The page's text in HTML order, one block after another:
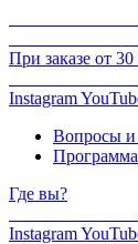
При заказе от
Instagram
Вопросы и
Где вы?
Instagram